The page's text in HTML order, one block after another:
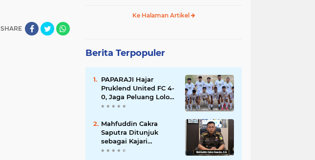
SHARE
Ke Halaman Artikel
Berita Terpopuler
PAPARAJI Hajar
Pruklend United FC 4-
0, Jaga Peluang Lolos
ke Babak Berikutnya
HKBP
Mahfuddin Cakra
Saputra Ditunjuk
sebagai Kajari
Sumbawa Barat dalam